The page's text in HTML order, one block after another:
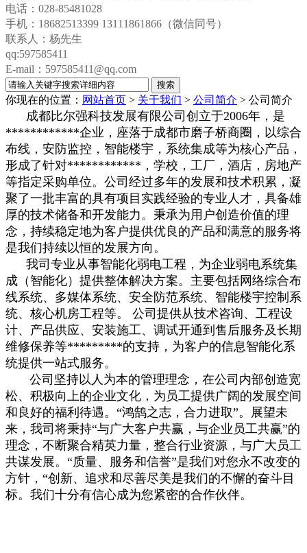
电话：028-85481028
手机：18682513399 13111861866（微信同号）
联系人：杨先生
qq:597585411
E-mail：597585411@qq.com
你现在的位置： 网站首页 > 关于我们 > 公司简介 > 公司简介
成都比尔强科技发展有限公司创立于2006年，是
************企业，座落于成都市磨子桥商圈，以综合
布线，安防监控，智能楼宇，系统集成等为核心产品，
形成了针对************，学校，工厂，酒店，房地产
等指定采购单位。公司经过多年的发展和技术积累，凝
聚了一批丰富的具有项目实践经验的专业人才，具备雄
厚的技术储备和开发能力。秉承为用户创造价值的理
念，持续稳定地为客户提供优良的产品和满意的服务将
是我们持续以恒的发展方向。
我司专业从事智能化弱电工程，为企业弱电系统集
成（智能化）提供整体解决方案。主要包括网络综合布
线系统、多媒体系统、安全防范系统、智能楼宇控制系
统、核心机房工程等。 公司提供从技术咨询、工程设
计、产品供应、安装施工、调试开通到售后服务及长期
维修保养等*********的支持，为客户的信息智能化系
统提供一站式服务。
公司坚持以人为本的管理理念，在公司内部创造宽
松、积极向上的企业文化，为员工提供广阔的发展空间
和良好的福利待遇。“鸿鹄之志，合力进取”。展望未
来，我司将秉持“与广大客户共赢，与企业员工共赢”的
理念，不断聚合精英力量，整合行业资源，与广大员工
共谋发展。“质量、服务和信誉”是我们对您永不改变的
方针，“创新、追求和尽善尽美是我们的不懈的奋斗目
标。我们十分有信心成为您紧密的合作伙伴。